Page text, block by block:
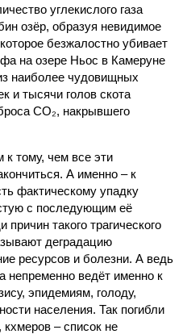
углекислого газа
озёр, образуя невидимое
безжалостно убивает
на озере Ньос в Камеруне
наиболее чудовищных
и тысячи голов скота
CO₂, накрывшего
тому, чем все эти
А именно – к
фактическому упадку
с последующим её
такого трагического
деградацию
ресурсов и болезни. А ведь
непременно ведёт именно к
эпидемиям, голоду,
населения. Так погибли
– список не